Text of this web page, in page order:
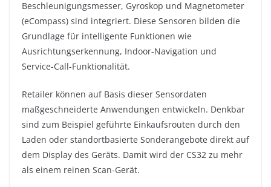
Beschleunigungsmesser, Gyroskop und Magnetometer
(eCompass) sind integriert. Diese Sensoren bilden die
Grundlage für intelligente Funktionen wie
Ausrichtungserkennung, Indoor-Navigation und
Service-Call-Funktionalität.
Retailer können auf Basis dieser Sensordaten
maßgeschneiderte Anwendungen entwickeln. Denkbar
sind zum Beispiel geführte Einkaufsrouten durch den
Laden oder standortbasierte Sonderangebote direkt auf
dem Display des Geräts. Damit wird der CS32 zu mehr
als einem reinen Scan-Gerät.